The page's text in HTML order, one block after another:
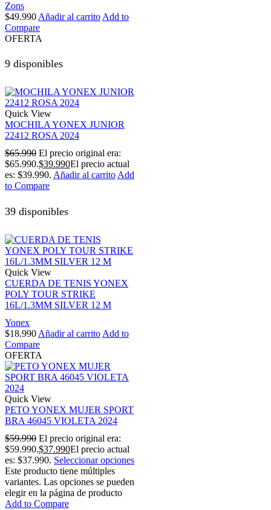
Zons
$49.990 Añadir al carrito Add to
Compare
OFERTA
9 disponibles
Quick View
MOCHILA YONEX JUNIOR
22412 ROSA 2024
$65.990 El precio original era:
$65.990.$39.990El precio actual
es: $39.990. Añadir al carritoAdd
to Compare
39 disponibles
Quick View
CUERDA DE TENIS YONEX
POLY TOUR STRIKE
16L/1.3MM SILVER 12 M
Yonex
$18.990 Añadir al carrito Add to
Compare
OFERTA
Quick View
PETO YONEX MUJER SPORT
BRA 46045 VIOLETA 2024
$59.990 El precio original era:
$59.990.$37.990El precio actual
es: $37.990. Seleccionar opciones
Este producto tiene múltiples
variantes. Las opciones se pueden
elegir en la página de producto
Add to Compare